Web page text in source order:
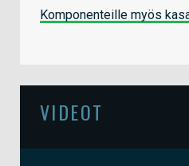
Komponenteille myös
VIDEOT